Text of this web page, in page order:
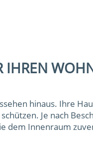
IHREN
hinaus. Ihre
Je nach
dem Innenraum